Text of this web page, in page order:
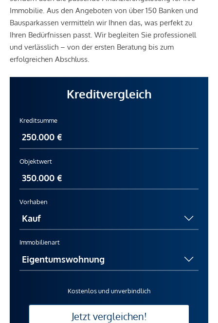
Immobilie. Aus den Angeboten von über 150 Banken und
Bausparkassen vermitteln wir Ihnen das, was perfekt zu
Ihren Bedürfnissen passt. Wir begleiten Sie professionell
und verlässlich – von der ersten Beratung bis zum
erfolgreichen Abschluss.
Kreditvergleich
Kreditsumme
Objektwert
Vorhaben
Immobilienart
Kostenlos und unverbindlich
Jetzt vergleichen!